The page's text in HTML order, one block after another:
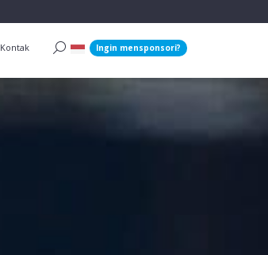
Kontak Ingin mensponsori?